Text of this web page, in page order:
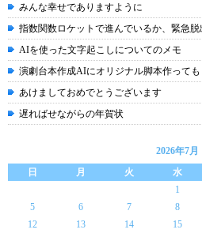
みんな幸せでありますように
指数関数ロケットで進んでいるか、緊急
AIを使った文字起こしについてのメモ
演劇台本作成AIにオリジナル脚本作って
あけましておめでとうございます
遅ればせながらの年賀状
2026年7月
日
月 火 水
1
5
6 7 8
12
13 14 15